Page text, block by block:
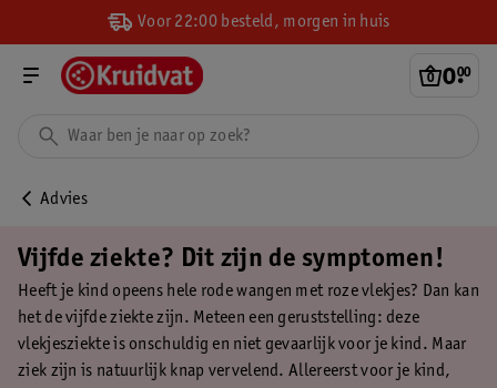
Voor 22:00 besteld, morgen in huis
0.
00
Advies
Vijfde ziekte? Dit zijn de symptomen!
Heeft je kind opeens hele rode wangen met roze vlekjes? Dan kan
het de vijfde ziekte zijn. Meteen een geruststelling: deze
vlekjesziekte is onschuldig en niet gevaarlijk voor je kind. Maar
ziek zijn is natuurlijk knap vervelend. Allereerst voor je kind,